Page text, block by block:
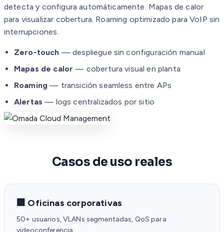
detecta y configura automáticamente. Mapas de calor
para visualizar cobertura. Roaming optimizado para VoIP sin
interrupciones.
Zero-touch — despliegue sin configuración manual
Mapas de calor — cobertura visual en planta
Roaming — transición seamless entre APs
Alertas — logs centralizados por sitio
Casos de uso reales
🏢 Oficinas corporativas
50+ usuarios, VLANs segmentadas, QoS para